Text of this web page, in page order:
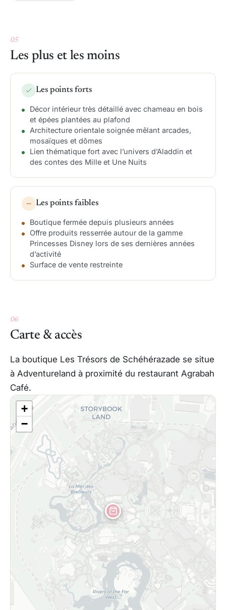
05
Les plus et les moins
Les points forts
Décor intérieur très détaillé avec chameau en bois
et épées plantées au plafond
Architecture orientale soignée mêlant arcades,
mosaïques et dômes
Lien thématique fort avec l’univers d’Aladdin et
des contes des Mille et Une Nuits
Les points faibles
Boutique fermée depuis plusieurs années
Offre produits resserrée autour de la gamme
Princesses Disney lors de ses dernières années
d’activité
Surface de vente restreinte
06
Carte & accès
La boutique Les Trésors de Schéhérazade se situe
à Adventureland à proximité du restaurant Agrabah
Café.
+
−